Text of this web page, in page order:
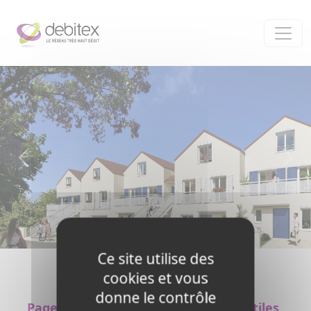
Pages La Fibre et Liens utiles
Ce site utilise des
cookies et vous
donne le contrôle